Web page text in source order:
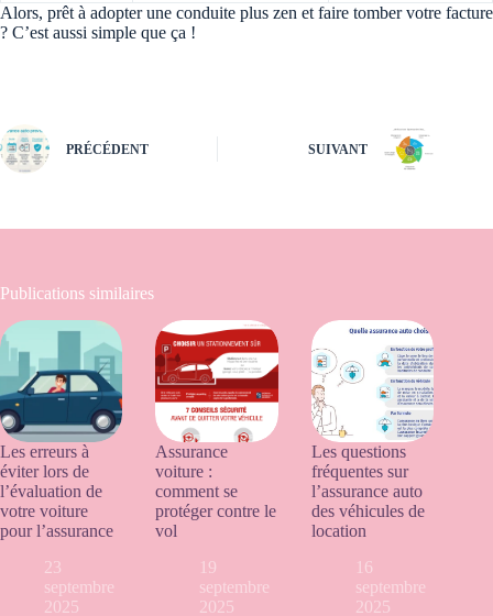
Alors, prêt à adopter une conduite plus zen et faire tomber votre facture
? C’est aussi simple que ça !
PRÉCÉDENT SUIVANT
Publications similaires
Les erreurs à
éviter lors de
l’évaluation de
votre voiture
pour l’assurance
23
septembre
2025
Assurance
voiture :
comment se
protéger contre le
vol
19
septembre
2025
Les questions
fréquentes sur
l’assurance auto
des véhicules de
location
16
septembre
2025